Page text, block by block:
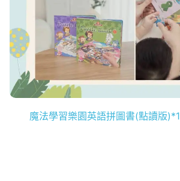
魔法學習樂園英語拼圖書(點讀版)*1